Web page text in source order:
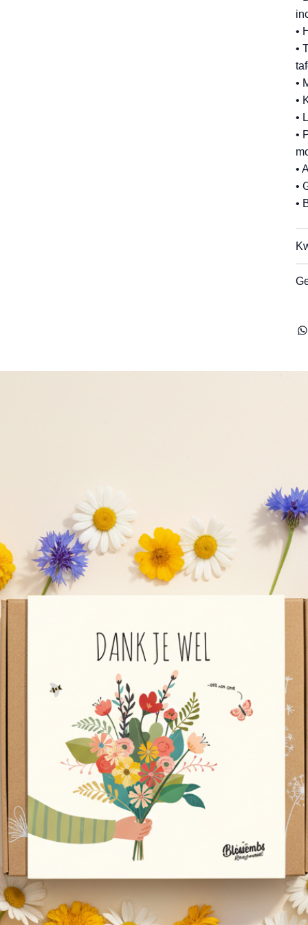
•
•
•
•
•
•
•
•
•